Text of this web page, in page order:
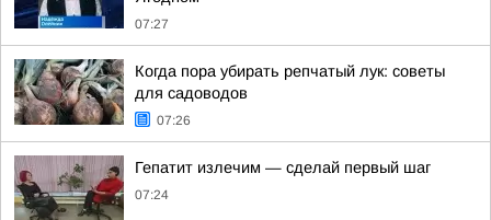
07:27
Когда пора убирать репчатый лук: советы
для садоводов
07:26
Гепатит излечим — сделай первый шаг
07:24